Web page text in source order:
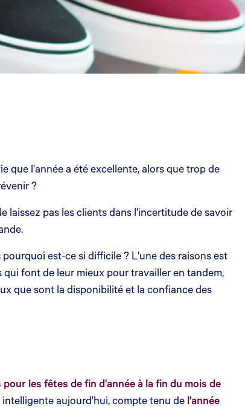
que l'année a été excellente, alors que trop de
?
laissez pas les clients dans l'incertitude de savoir
est-ce si difficile ? L'une des raisons est
font de leur mieux pour travailler en tandem,
que sont la disponibilité et la confiance des
les fêtes de fin d'année à la fin du mois de
aujourd'hui, compte tenu de l'année